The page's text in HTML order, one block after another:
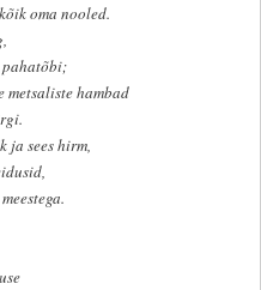
oma nooled.
metsaliste hambad
ja sees hirm,